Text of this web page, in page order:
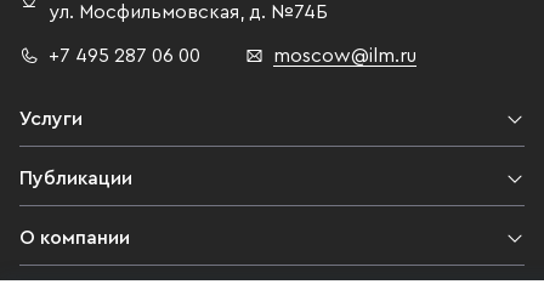
ул. Мосфильмовская,
д. №74Б
+7 495 287 06 00 moscow@ilm.ru
Услуги
Публикации
О компании